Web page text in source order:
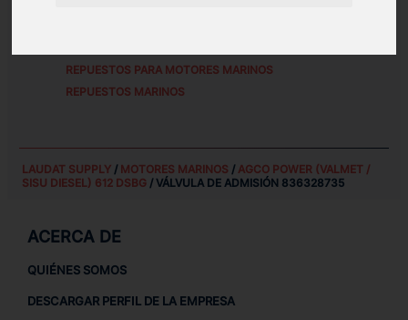
REPUESTOS PARA MOTORES MARINOS
REPUESTOS MARINOS
LAUDAT SUPPLY/ MOTORES MARINOS / AGCO POWER (VALMET /
SISU DIESEL) 612 DSBG/ VÁLVULA DE ADMISIÓN 836328735
ACERCA DE
QUIÉNES SOMOS
DESCARGAR PERFIL DE LA EMPRESA